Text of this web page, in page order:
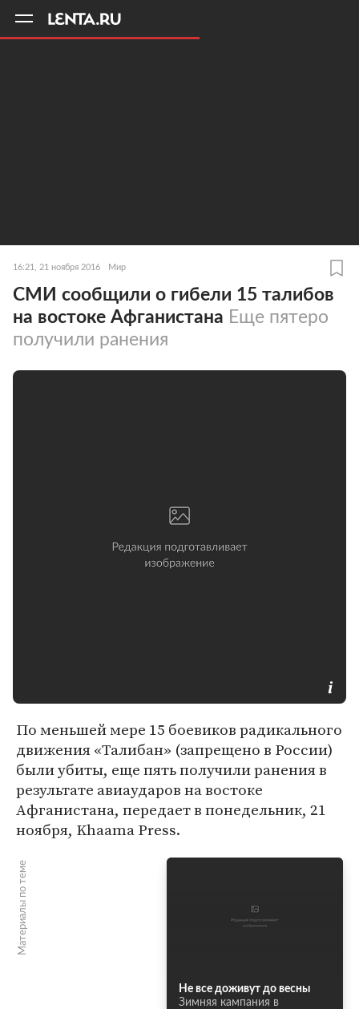
16:21, 21 ноября 2016 Мир
СМИ сообщили о гибели 15 талибов
на востоке Афганистана Еще пятеро
получили ранения
По меньшей мере 15 боевиков радикального
движения «Талибан» (запрещено в России)
были убиты, еще пять получили ранения в
результате авиаударов на востоке
Афганистана, передает в понедельник, 21
ноября, Khaama Press.
Материалы по теме
Не все доживут до весны
Зимняя кампания в